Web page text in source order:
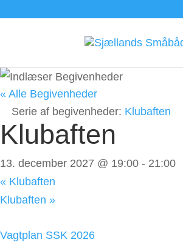
« Alle Begivenheder
Serie af begivenheder: Klubaften
Klubaften
13. december 2027 @ 19:00 - 21:00
« Klubaften
Klubaften »
Vagtplan SSK 2026